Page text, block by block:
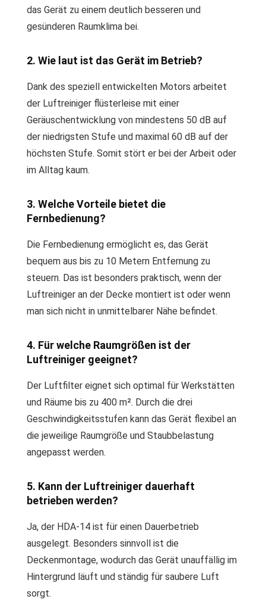
das Gerät zu einem deutlich besseren und
gesünderen Raumklima bei.
2. Wie laut ist das Gerät im Betrieb?
Dank des speziell entwickelten Motors arbeitet
der Luftreiniger flüsterleise mit einer
Geräuschentwicklung von mindestens 50 dB auf
der niedrigsten Stufe und maximal 60 dB auf der
höchsten Stufe. Somit stört er bei der Arbeit oder
im Alltag kaum.
3. Welche Vorteile bietet die
Fernbedienung?
Die Fernbedienung ermöglicht es, das Gerät
bequem aus bis zu 10 Metern Entfernung zu
steuern. Das ist besonders praktisch, wenn der
Luftreiniger an der Decke montiert ist oder wenn
man sich nicht in unmittelbarer Nähe befindet.
4. Für welche Raumgrößen ist der
Luftreiniger geeignet?
Der Luftfilter eignet sich optimal für Werkstätten
und Räume bis zu 400 m². Durch die drei
Geschwindigkeitsstufen kann das Gerät flexibel an
die jeweilige Raumgröße und Staubbelastung
angepasst werden.
5. Kann der Luftreiniger dauerhaft
betrieben werden?
Ja, der HDA-14 ist für einen Dauerbetrieb
ausgelegt. Besonders sinnvoll ist die
Deckenmontage, wodurch das Gerät unauffällig im
Hintergrund läuft und ständig für saubere Luft
sorgt.